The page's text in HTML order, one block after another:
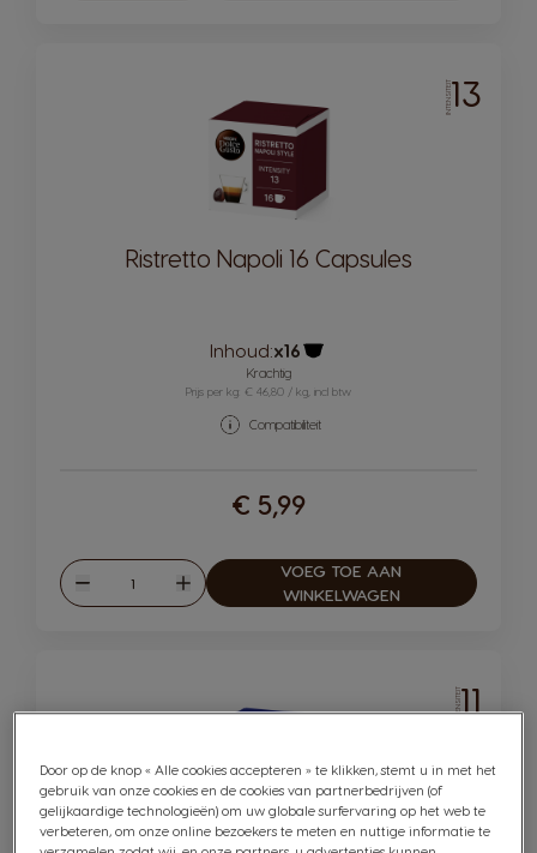
INTENSITEIT13
Ristretto Napoli 16 Capsules
Inhoud:x16
Krachtig
Prijs per kg: € 46,80 / kg, incl btw
Compatibiliteit
€ 5,99
Verlagen
Hoeveelheid
Verhogen
VOEG TOE AAN
WINKELWAGEN
INTENSITEIT11
Door op de knop « Alle cookies accepteren » te klikken, stemt u in met het
gebruik van onze cookies en de cookies van partnerbedrijven (of
gelijkaardige technologieën) om uw globale surfervaring op het web te
verbeteren, om onze online bezoekers te meten en nuttige informatie te